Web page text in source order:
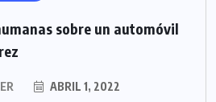
sobre un automóvil
ABRIL 1, 2022